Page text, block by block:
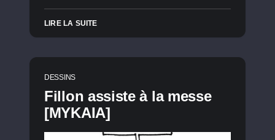
LIRE LA SUITE
DESSINS
Fillon assiste à la messe
[MYKAIA]